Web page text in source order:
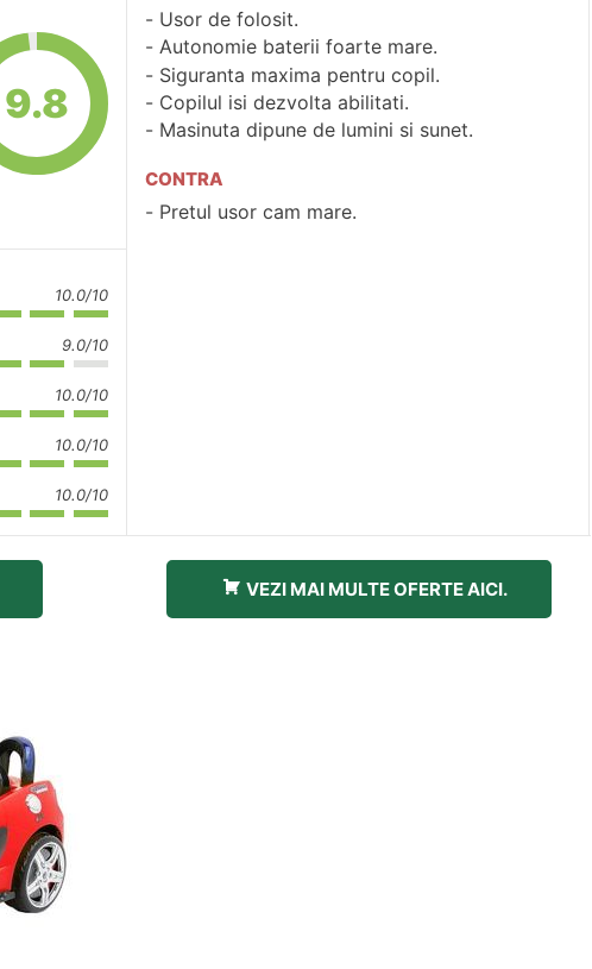
9.8
10.0/10
9.0/10
10.0/10
10.0/10
10.0/10
Usor de folosit.
Autonomie baterii foarte mare.
Siguranta maxima pentru copil.
Copilul isi dezvolta abilitati.
Masinuta dipune de lumini si sunet.
CONTRA
Pretul usor cam mare.
VEZI MAI MULTE OFERTE AICI.